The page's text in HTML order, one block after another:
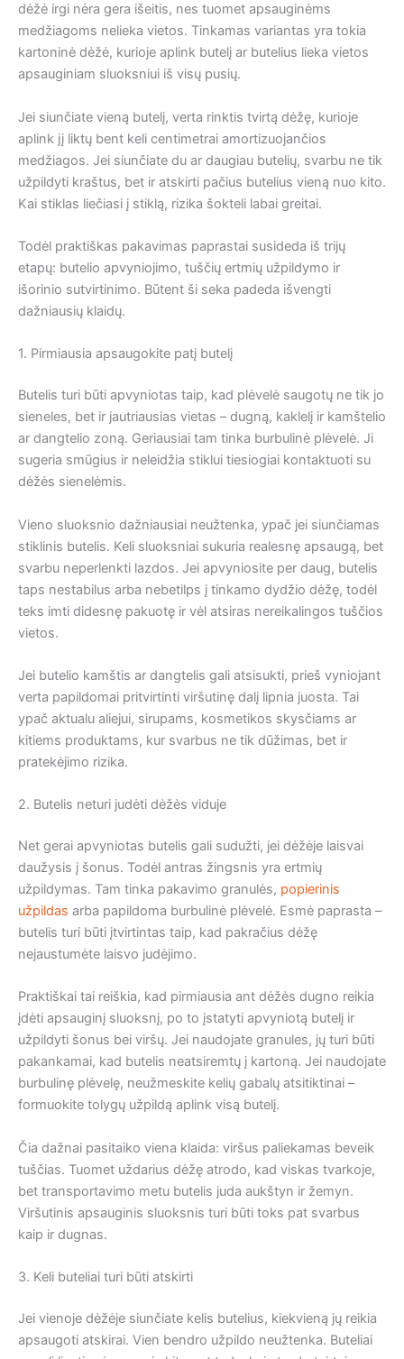
dėžė irgi nėra gera išeitis, nes tuomet apsauginėms
medžiagoms nelieka vietos. Tinkamas variantas yra tokia
kartoninė dėžė, kurioje aplink butelį ar butelius lieka vietos
apsauginiam sluoksniui iš visų pusių.
Jei siunčiate vieną butelį, verta rinktis tvirtą dėžę, kurioje
aplink jį liktų bent keli centimetrai amortizuojančios
medžiagos. Jei siunčiate du ar daugiau butelių, svarbu ne tik
užpildyti kraštus, bet ir atskirti pačius butelius vieną nuo kito.
Kai stiklas liečiasi į stiklą, rizika šokteli labai greitai.
Todėl praktiškas pakavimas paprastai susideda iš trijų
etapų: butelio apvyniojimo, tuščių ertmių užpildymo ir
išorinio sutvirtinimo. Būtent ši seka padeda išvengti
dažniausių klaidų.
1. Pirmiausia apsaugokite patį butelį
Butelis turi būti apvyniotas taip, kad plėvelė saugotų ne tik jo
sieneles, bet ir jautriausias vietas – dugną, kaklelį ir kamštelio
ar dangtelio zoną. Geriausiai tam tinka burbulinė plėvelė. Ji
sugeria smūgius ir neleidžia stiklui tiesiogiai kontaktuoti su
dėžės sienelėmis.
Vieno sluoksnio dažniausiai neužtenka, ypač jei siunčiamas
stiklinis butelis. Keli sluoksniai sukuria realesnę apsaugą, bet
svarbu neperlenkti lazdos. Jei apvyniosite per daug, butelis
taps nestabilus arba nebetilps į tinkamo dydžio dėžę, todėl
teks imti didesnę pakuotę ir vėl atsiras nereikalingos tuščios
vietos.
Jei butelio kamštis ar dangtelis gali atsisukti, prieš vyniojant
verta papildomai pritvirtinti viršutinę dalį lipnia juosta. Tai
ypač aktualu aliejui, sirupams, kosmetikos skysčiams ar
kitiems produktams, kur svarbus ne tik dūžimas, bet ir
pratekėjimo rizika.
2. Butelis neturi judėti dėžės viduje
Net gerai apvyniotas butelis gali sudužti, jei dėžėje laisvai
daužysis į šonus. Todėl antras žingsnis yra ertmių
užpildymas. Tam tinka pakavimo granulės, popierinis
užpildas arba papildoma burbulinė plėvelė. Esmė paprasta –
butelis turi būti įtvirtintas taip, kad pakračius dėžę
nejaustumėte laisvo judėjimo.
Praktiškai tai reiškia, kad pirmiausia ant dėžės dugno reikia
įdėti apsauginį sluoksnį, po to įstatyti apvyniotą butelį ir
užpildyti šonus bei viršų. Jei naudojate granules, jų turi būti
pakankamai, kad butelis neatsiremtų į kartoną. Jei naudojate
burbulinę plėvelę, neužmeskite kelių gabalų atsitiktinai –
formuokite tolygų užpildą aplink visą butelį.
Čia dažnai pasitaiko viena klaida: viršus paliekamas beveik
tuščias. Tuomet uždarius dėžę atrodo, kad viskas tvarkoje,
bet transportavimo metu butelis juda aukštyn ir žemyn.
Viršutinis apsauginis sluoksnis turi būti toks pat svarbus
kaip ir dugnas.
3. Keli buteliai turi būti atskirti
Jei vienoje dėžėje siunčiate kelis butelius, kiekvieną jų reikia
apsaugoti atskirai. Vien bendro užpildo neužtenka. Buteliai